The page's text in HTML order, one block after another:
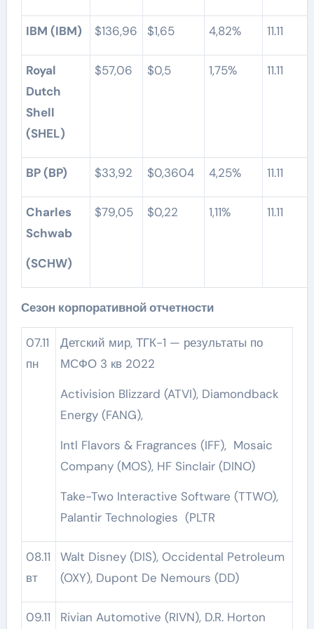
IBM (IBM) $136,96 $1,65 4,82% 11.11
Royal
Dutch
Shell
(SHEL)
$57,06 $0,5 1,75% 11.11
BP (BP) $33,92 $0,3604 4,25% 11.11
Charles
Schwab
(SCHW)
$79,05 $0,22 1,11% 11.11
Сезон корпоративной отчетности
07.11
пн
Детский мир, ТГК-1 — результаты по
МСФО 3 кв 2022
Activision Blizzard (ATVI), Diamondback
Energy (FANG),
Intl Flavors & Fragrances (IFF), Mosaic
Company (MOS), HF Sinclair (DINO)
Take-Two Interactive Software (TTWO),
Palantir Technologies (PLTR
08.11
вт
Walt Disney (DIS), Occidental Petroleum
(OXY), Dupont De Nemours (DD)
09.11
Rivian Automotive (RIVN), D.R. Horton